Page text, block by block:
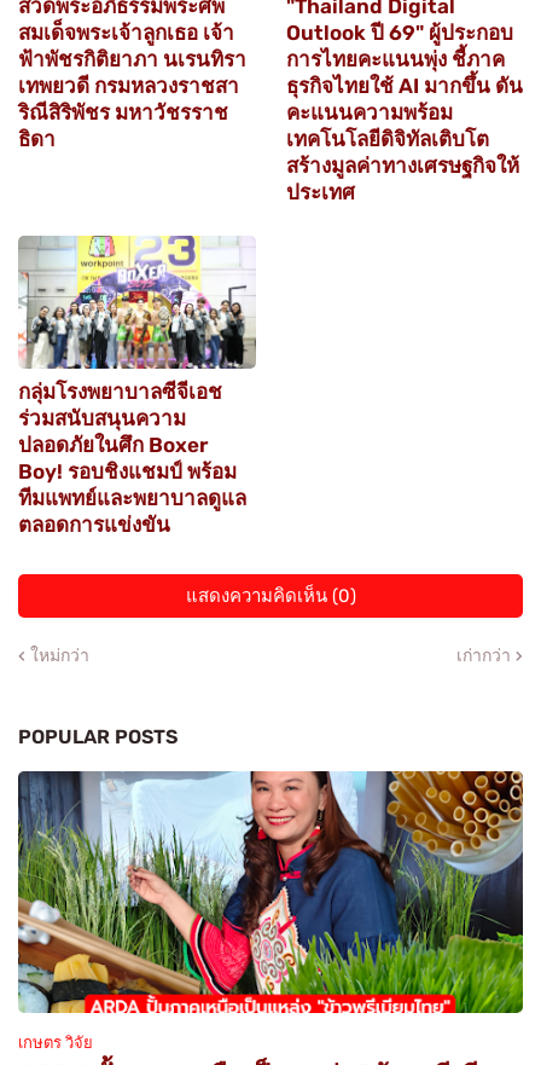
สวดพระอภิธรรมพระศพ
สมเด็จพระเจ้าลูกเธอ เจ้า
ฟ้าพัชรกิติยาภา นเรนทิรา
เทพยวดี กรมหลวงราชสา
ริณีสิริพัชร มหาวัชรราช
ธิดา
"Thailand Digital
Outlook ปี 69" ผู้ประกอบ
การไทยคะแนนพุ่ง ชี้ภาค
ธุรกิจไทยใช้ AI มากขึ้น ดัน
คะแนนความพร้อม
เทคโนโลยีดิจิทัลเติบโต
สร้างมูลค่าทางเศรษฐกิจให้
ประเทศ
กลุ่มโรงพยาบาลซีจีเอช
ร่วมสนับสนุนความ
ปลอดภัยในศึก Boxer
Boy! รอบชิงแชมป์ พร้อม
ทีมแพทย์และพยาบาลดูแล
ตลอดการแข่งขัน
แสดงความคิดเห็น (0)
ใหม่กว่า เก่ากว่า
POPULAR POSTS
เกษตร วิจัย